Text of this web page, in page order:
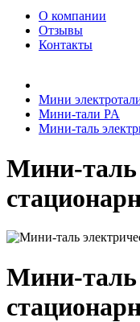
О компании
Отзывы
Контакты
Мини
Мини-тали PA
Мини-таль
Мини-таль
Мини-таль